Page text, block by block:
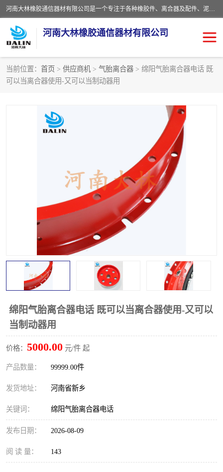
河南大林橡胶通信器材有限公司是一个专注于各种橡胶件、离合器及配件、泥浆泵及配件等产品设计制造和加工的企业。产品应用于矿山、冶金、石油、钢铁、化工、水泥、船舶、造纸、通用机械等各种大功率机械传动或制动装置。
河南大林橡胶通信器材有限公司
当前位置： 首页 > 供应商机 > 气胎离合器 > 绵阳气胎离合器电话 既
可以当离合器使用-又可以当制动器用
绵阳气胎离合器电话 既可以当离合器使用-又可以
当制动器用
价格： 5000.00 元/件 起
产品数量： 99999.00件
发货地址： 河南省新乡
关键词： 绵阳气胎离合器电话
发布日期： 2026-08-09
阅 读 量： 143
推盘离合器
VC离合器
PO隔膜离合器 气胎离合器
气动元件
DY隔膜式离合器 CB离合器
KB离合器 实芯轮胎
PTO离合器 联轴器
橡胶件